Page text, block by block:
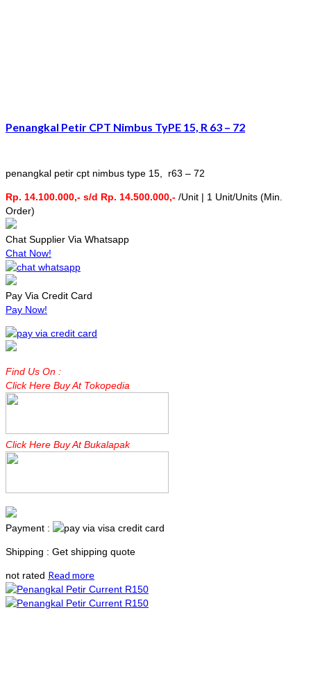
Penangkal Petir CPT Nimbus TyPE 15, R 63 – 72
penangkal petir cpt nimbus type 15, r63 – 72
Rp. 14.100.000,- s/d Rp. 14.500.000,- /Unit | 1 Unit/Units (Min.
Order)
Chat Supplier Via Whatsapp
Chat Now!
Pay Via Credit Card
Pay Now!
Find Us On :
Click Here Buy At Tokopedia
Click Here Buy At Bukalapak
Payment :
Shipping : Get shipping quote
not rated Read more